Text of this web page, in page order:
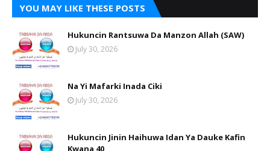
YOU MAY LIKE THESE POSTS
Hukuncin Rantsuwa Da Manzon Allah (SAW)
July 30, 2026
Na Yi Mafarki Inada Ciki
July 30, 2026
Hukuncin Jinin Haihuwa Idan Ya Dauke Kafin
Kwana 40